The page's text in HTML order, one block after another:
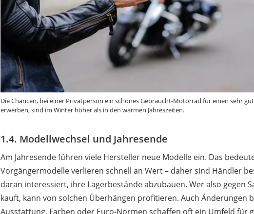
Die Chancen, bei einer Privatperson ein schönes Gebraucht-Motorrad für einen sehr
erwerben, sind im Winter höher als in den warmen Jahreszeiten.
1.4. Modellwechsel und Jahresende
Am Jahresende führen viele Hersteller neue Modelle ein. Das
Vorgängermodelle verlieren schnell an Wert – daher sind Händler
daran interessiert, ihre Lagerbestände abzubauen. Wer also gegen
kauft, kann von solchen Überhängen profitieren. Auch Änderungen
Ausstattung, Farben oder Euro-Normen schaffen oft ein Umfeld für